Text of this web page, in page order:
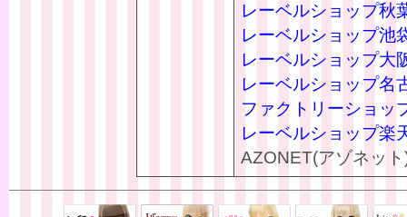
レーベルショップ秋
レーベルショップ池
レーベルショップ大
レーベルショップ名
ファクトリーショッ
レーベルショップ楽
AZONET(アゾネット